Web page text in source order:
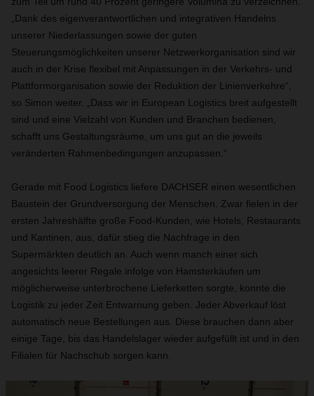
„Dank des eigenverantwortlichen und integrativen Handelns
unserer Niederlassungen sowie der guten
Steuerungsmöglichkeiten unserer Netzwerkorganisation sind wir
auch in der Krise flexibel mit Anpassungen in der Verkehrs- und
Plattformorganisation sowie der Reduktion der Linienverkehre“,
so Simon weiter. „Dass wir in European Logistics breit aufgestellt
sind und eine Vielzahl von Kunden und Branchen bedienen,
schafft uns Gestaltungsräume, um uns gut an die jeweils
veränderten Rahmenbedingungen anzupassen.“
Gerade mit Food Logistics liefere DACHSER einen wesentlichen
Baustein der Grundversorgung der Menschen. Zwar fielen in der
ersten Jahreshälfte große Food-Kunden, wie Hotels, Restaurants
und Kantinen, aus, dafür stieg die Nachfrage in den
Supermärkten deutlich an. Auch wenn manch einer sich
angesichts leerer Regale infolge von Hamsterkäufen um
möglicherweise unterbrochene Lieferketten sorgte, konnte die
Logistik zu jeder Zeit Entwarnung geben. Jeder Abverkauf löst
automatisch neue Bestellungen aus. Diese brauchen dann aber
einige Tage, bis das Handelslager wieder aufgefüllt ist und in den
Filialen für Nachschub sorgen kann.